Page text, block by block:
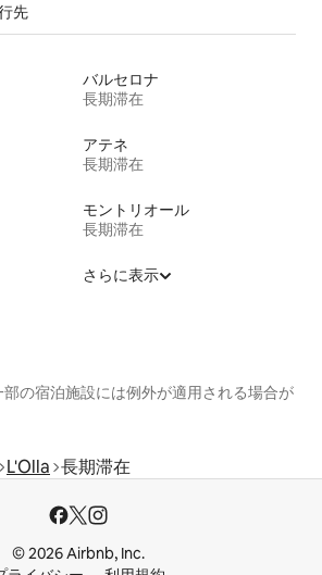
先
バルセロナ
長期滞在
アテネ
長期滞在
モントリオール
長期滞在
さらに表示
の宿泊施設には例外が適用される場合が
L'Olla 長期滞在
© 2026 Airbnb, Inc.